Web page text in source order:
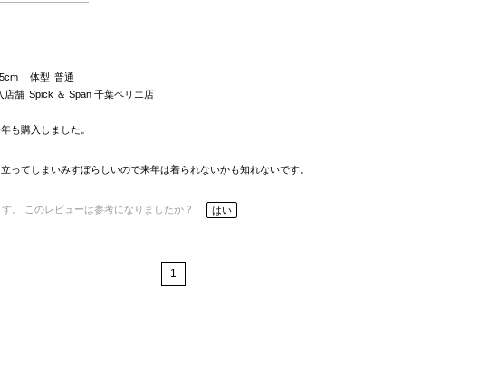
体型 普通
店舗 Spick ＆ Span 千葉ペリエ店
も購入しました。
ってしまいみすぼらしいので来年は着られないかも知れないです。
。 このレビューは参考になりましたか？ はい
1